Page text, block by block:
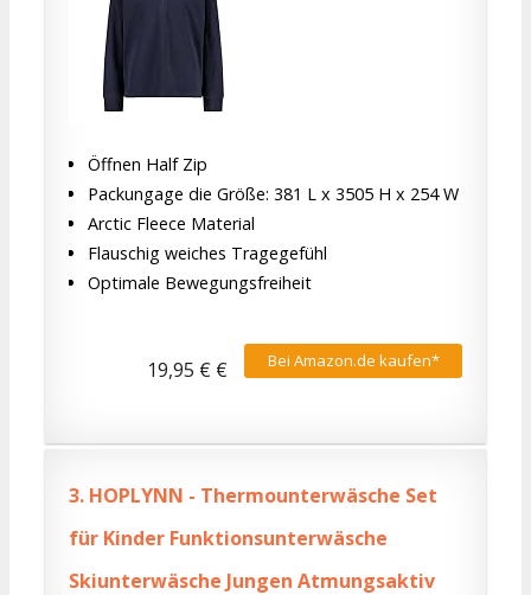
Öffnen Half Zip
Packungage die Größe: 381 L x 3505 H x 254 W
Arctic Fleece Material
Flauschig weiches Tragegefühl
Optimale Bewegungsfreiheit
Bei Amazon.de kaufen*
19,95 € €
3. HOPLYNN - Thermounterwäsche Set
für Kinder Funktionsunterwäsche
Skiunterwäsche Jungen Atmungsaktiv